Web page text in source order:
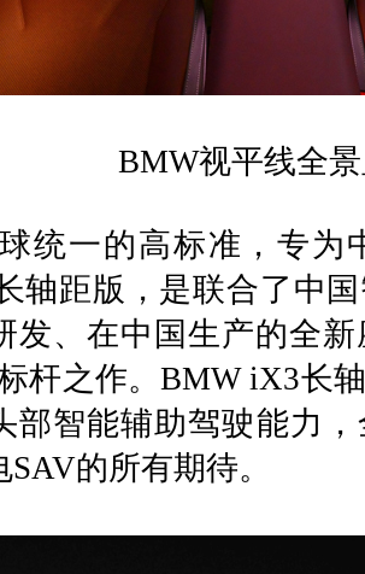
BMW视平线全
统一的高标准，专为
轴距版，是联合了中
发、在中国生产的全
杆之作。BMW iX3长
部智能辅助驾驶能力
SAV的所有期待。